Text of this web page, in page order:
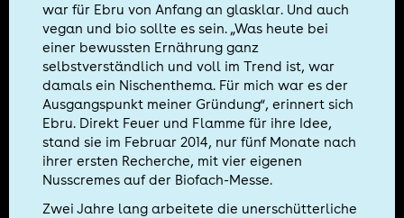
war für Ebru von Anfang an glasklar. Und auch
vegan und bio sollte es sein. „Was heute bei
einer bewussten Ernährung ganz
selbstverständlich und voll im Trend ist, war
damals ein Nischenthema. Für mich war es der
Ausgangspunkt meiner Gründung“, erinnert sich
Ebru. Direkt Feuer und Flamme für ihre Idee,
stand sie im Februar 2014, nur fünf Monate nach
ihrer ersten Recherche, mit vier eigenen
Nusscremes auf der Biofach-Messe.
Zwei Jahre lang arbeitete die unerschütterliche